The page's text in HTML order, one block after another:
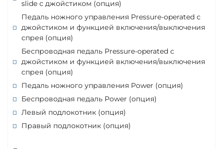
slide с джойстиком (опция)
Педаль ножного управления Pressure-operated с
джойстиком и функцией включения/выключения
спрея (опция)
Беспроводная педаль Pressure-operated с
джойстиком и функцией включения/выключения
спрея (опция)
Педаль ножного управления Power (опция)
Беспроводная педаль Power (опция)
Левый подлокотник (опция)
Правый подлокотник (опция)